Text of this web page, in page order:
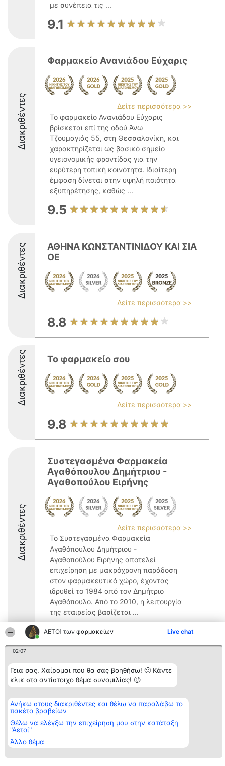
ΑΕΤΟΊ των φαρμακείων Live chat
02:07
Γεια σας. Χαίρομαι που θα σας βοηθήσω! 🙂 Κάντε
κλικ στο αντίστοιχο θέμα συνομιλίας! 🙂
Ανήκω στους διακριθέντες και θέλω να παραλάβω το
πακέτο βραβείων
Θέλω να ελέγξω την επιχείρηση μου στην κατάταξη
"Αετοί"
Άλλο θέμα
με συνέπεια τις ...
9.1
Διακριθέντες
Φαρμακείο Ανανιάδου Εύχαρις
Δείτε περισσότερα >>
Το φαρμακείο Ανανιάδου Εύχαρις
βρίσκεται επί της οδού Άνω
Τζουμαγιάς 55, στη Θεσσαλονίκη, και
χαρακτηρίζεται ως βασικό σημείο
υγειονομικής φροντίδας για την
ευρύτερη τοπική κοινότητα. Ιδιαίτερη
έμφαση δίνεται στην υψηλή ποιότητα
εξυπηρέτησης, καθώς ...
9.5
Διακριθέντες
ΑΘΗΝΑ ΚΩΝΣΤΑΝΤΙΝΙΔΟΥ ΚΑΙ ΣΙΑ
ΟΕ
Δείτε περισσότερα >>
8.8
Διακριθέντες Το φαρμακείο σου
Δείτε περισσότερα >>
9.8
Διακριθέντες
Συστεγασμένα Φαρμακεία
Αγαθόπουλου Δημήτριου -
Αγαθοπούλου Ειρήνης
Δείτε περισσότερα >>
Το Συστεγασμένα Φαρμακεία
Αγαθόπουλου Δημήτριου -
Αγαθοπούλου Ειρήνης αποτελεί
επιχείρηση με μακρόχρονη παράδοση
στον φαρμακευτικό χώρο, έχοντας
ιδρυθεί το 1984 από τον Δημήτριο
Αγαθόπουλο. Από το 2010, η λειτουργία
της εταιρείας βασίζεται ...
8.8
Διοργανωτής της
κατάταξης
BEAUTIFUL COMPANY
Μονοπρόσωπη ΙΚΕ
2104128019
email:
Κατάταξη
Διακριθέντες
Λίστα όλων
των
Μεθοδολογία
προϋποθέσεις
ΠΟΛΙΤΙΚΗ
Επικοινωνία
Επικοινωνία